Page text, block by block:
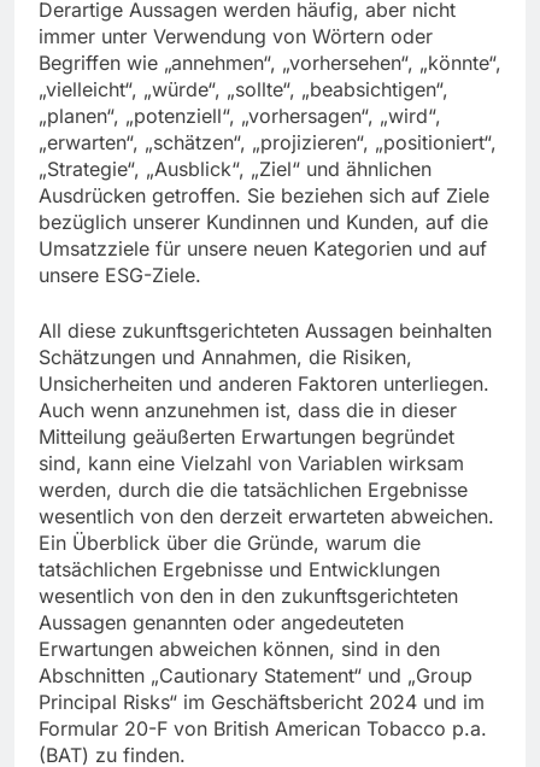
Derartige Aussagen werden häufig, aber nicht
immer unter Verwendung von Wörtern oder
Begriffen wie „annehmen“, „vorhersehen“, „könnte“,
„vielleicht“, „würde“, „sollte“, „beabsichtigen“,
„planen“, „potenziell“, „vorhersagen“, „wird“,
„erwarten“, „schätzen“, „projizieren“, „positioniert“,
„Strategie“, „Ausblick“, „Ziel“ und ähnlichen
Ausdrücken getroffen. Sie beziehen sich auf Ziele
bezüglich unserer Kundinnen und Kunden, auf die
Umsatzziele für unsere neuen Kategorien und auf
unsere ESG-Ziele.
All diese zukunftsgerichteten Aussagen beinhalten
Schätzungen und Annahmen, die Risiken,
Unsicherheiten und anderen Faktoren unterliegen.
Auch wenn anzunehmen ist, dass die in dieser
Mitteilung geäußerten Erwartungen begründet
sind, kann eine Vielzahl von Variablen wirksam
werden, durch die die tatsächlichen Ergebnisse
wesentlich von den derzeit erwarteten abweichen.
Ein Überblick über die Gründe, warum die
tatsächlichen Ergebnisse und Entwicklungen
wesentlich von den in den zukunftsgerichteten
Aussagen genannten oder angedeuteten
Erwartungen abweichen können, sind in den
Abschnitten „Cautionary Statement“ und „Group
Principal Risks“ im Geschäftsbericht 2024 und im
Formular 20-F von British American Tobacco p.a.
(BAT) zu finden.